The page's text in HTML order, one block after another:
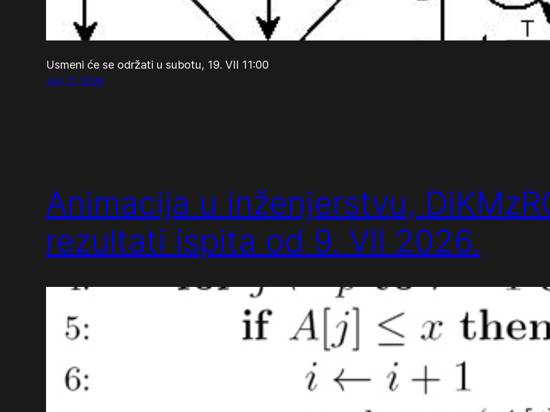
Usmeni će se održati u subotu, 19. VII 11:00
July 17, 2026
Animacija u inženjerstvu,
rezultati ispita od 9. VII 2026.